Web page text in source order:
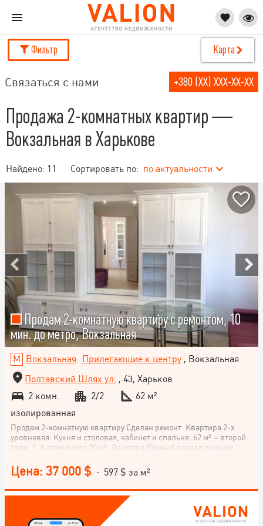
Фильтр Карта
Связаться с нами +380 (XX) XXX-XX-XX
Продажа 2-комнатных квартир —
Вокзальная в Харькове
Найдено: 11 Сортировать по: по актуальности
Продам 2-комнатную квартиру с ремонтом, 10
мин. до метро, Вокзальная
Вокзальная Прилегающие к центру, Вокзальная
Полтавский Шлях ул. , 43, Харьков
2 комн.
2/2
62 м²
изолированная
Продам 2-комнатную квартиру Сделан ремонт. Квартира 2-х
уровневая. Кухня и столовая, кабинет и спальня. 62 м² – второй
этаж, 1-й этаж около 20 м². До метро Южный вокзал пешком
Цена: 37 000 $ · 597 $ за м²